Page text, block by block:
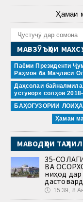
Ҳамаи
МАВЗӮЪҲОИ
Паёми Президенти
Раҳмон ба Маҷлиси
Даҳсолаи
устувор» солҳои
БАҲОГУЗОРИИ
Ҳамаи
МАВОДҲОИ
35-
ВА
ниҳод
🕔 15:39,